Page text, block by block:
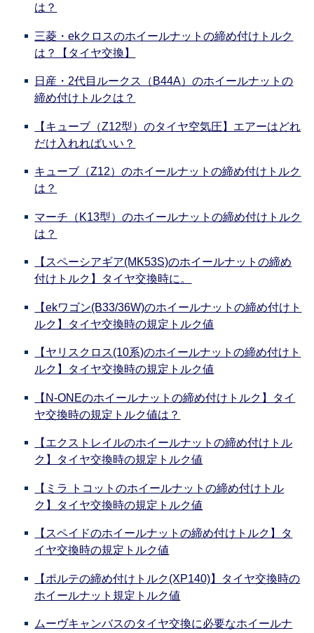
は？
三菱・ekクロスのホイールナットの締め付けトルク
は？【タイヤ交換】
日産・2代目ルークス（B44A）のホイールナットの
締め付けトルクは？
【キューブ（Z12型）のタイヤ空気圧】エアーはどれ
だけ入れればいい？
キューブ（Z12）のホイールナットの締め付けトルク
は？
マーチ（K13型）のホイールナットの締め付けトルク
は？
【スペーシアギア(MK53S)のホイールナットの締め
付けトルク】タイヤ交換時に。
【ekワゴン(B33/36W)のホイールナットの締め付けト
ルク】タイヤ交換時の規定トルク値
【ヤリスクロス(10系)のホイールナットの締め付けト
ルク】タイヤ交換時の規定トルク値
【N-ONEのホイールナットの締め付けトルク】タイ
ヤ交換時の規定トルク値は？
【エクストレイルのホイールナットの締め付けトル
ク】タイヤ交換時の規定トルク値
【ミラ トコットのホイールナットの締め付けトル
ク】タイヤ交換時の規定トルク値
【スペイドのホイールナットの締め付けトルク】タ
イヤ交換時の規定トルク値
【ポルテの締め付けトルク(XP140)】タイヤ交換時の
ホイールナット規定トルク値
ムーヴキャンバスのタイヤ交換に必要なホイールナ